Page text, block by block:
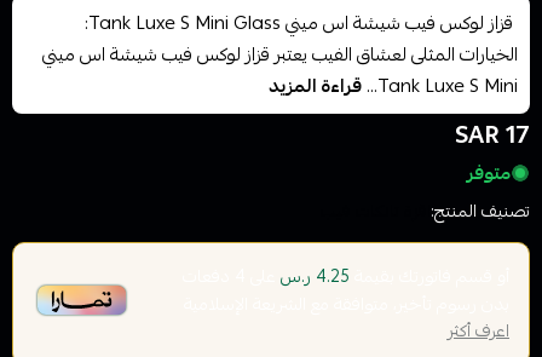
قزاز لوكس فيب شيشة اس ميني Tank Luxe S Mini Glass:
الخيارات المثلى لعشاق الفيب يعتبر قزاز لوكس فيب شيشة اس ميني
Tank Luxe S Mini... قراءة المزيد
17 SAR
متوفر
تصنيف المنتج:
4.25 ر.س
اعرف أكثر